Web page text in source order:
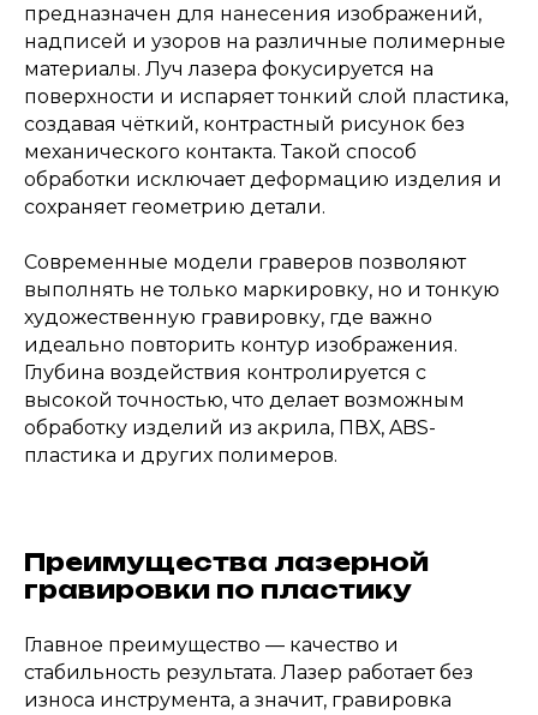
предназначен для нанесения изображений,
надписей и узоров на различные полимерные
материалы. Луч лазера фокусируется на
поверхности и испаряет тонкий слой пластика,
создавая чёткий, контрастный рисунок без
механического контакта. Такой способ
обработки исключает деформацию изделия и
сохраняет геометрию детали.
Современные модели граверов позволяют
выполнять не только маркировку, но и тонкую
художественную гравировку, где важно
идеально повторить контур изображения.
Глубина воздействия контролируется с
высокой точностью, что делает возможным
обработку изделий из акрила, ПВХ, ABS-
пластика и других полимеров.
Преимущества лазерной
гравировки по пластику
Главное преимущество — качество и
стабильность результата. Лазер работает без
износа инструмента, а значит, гравировка